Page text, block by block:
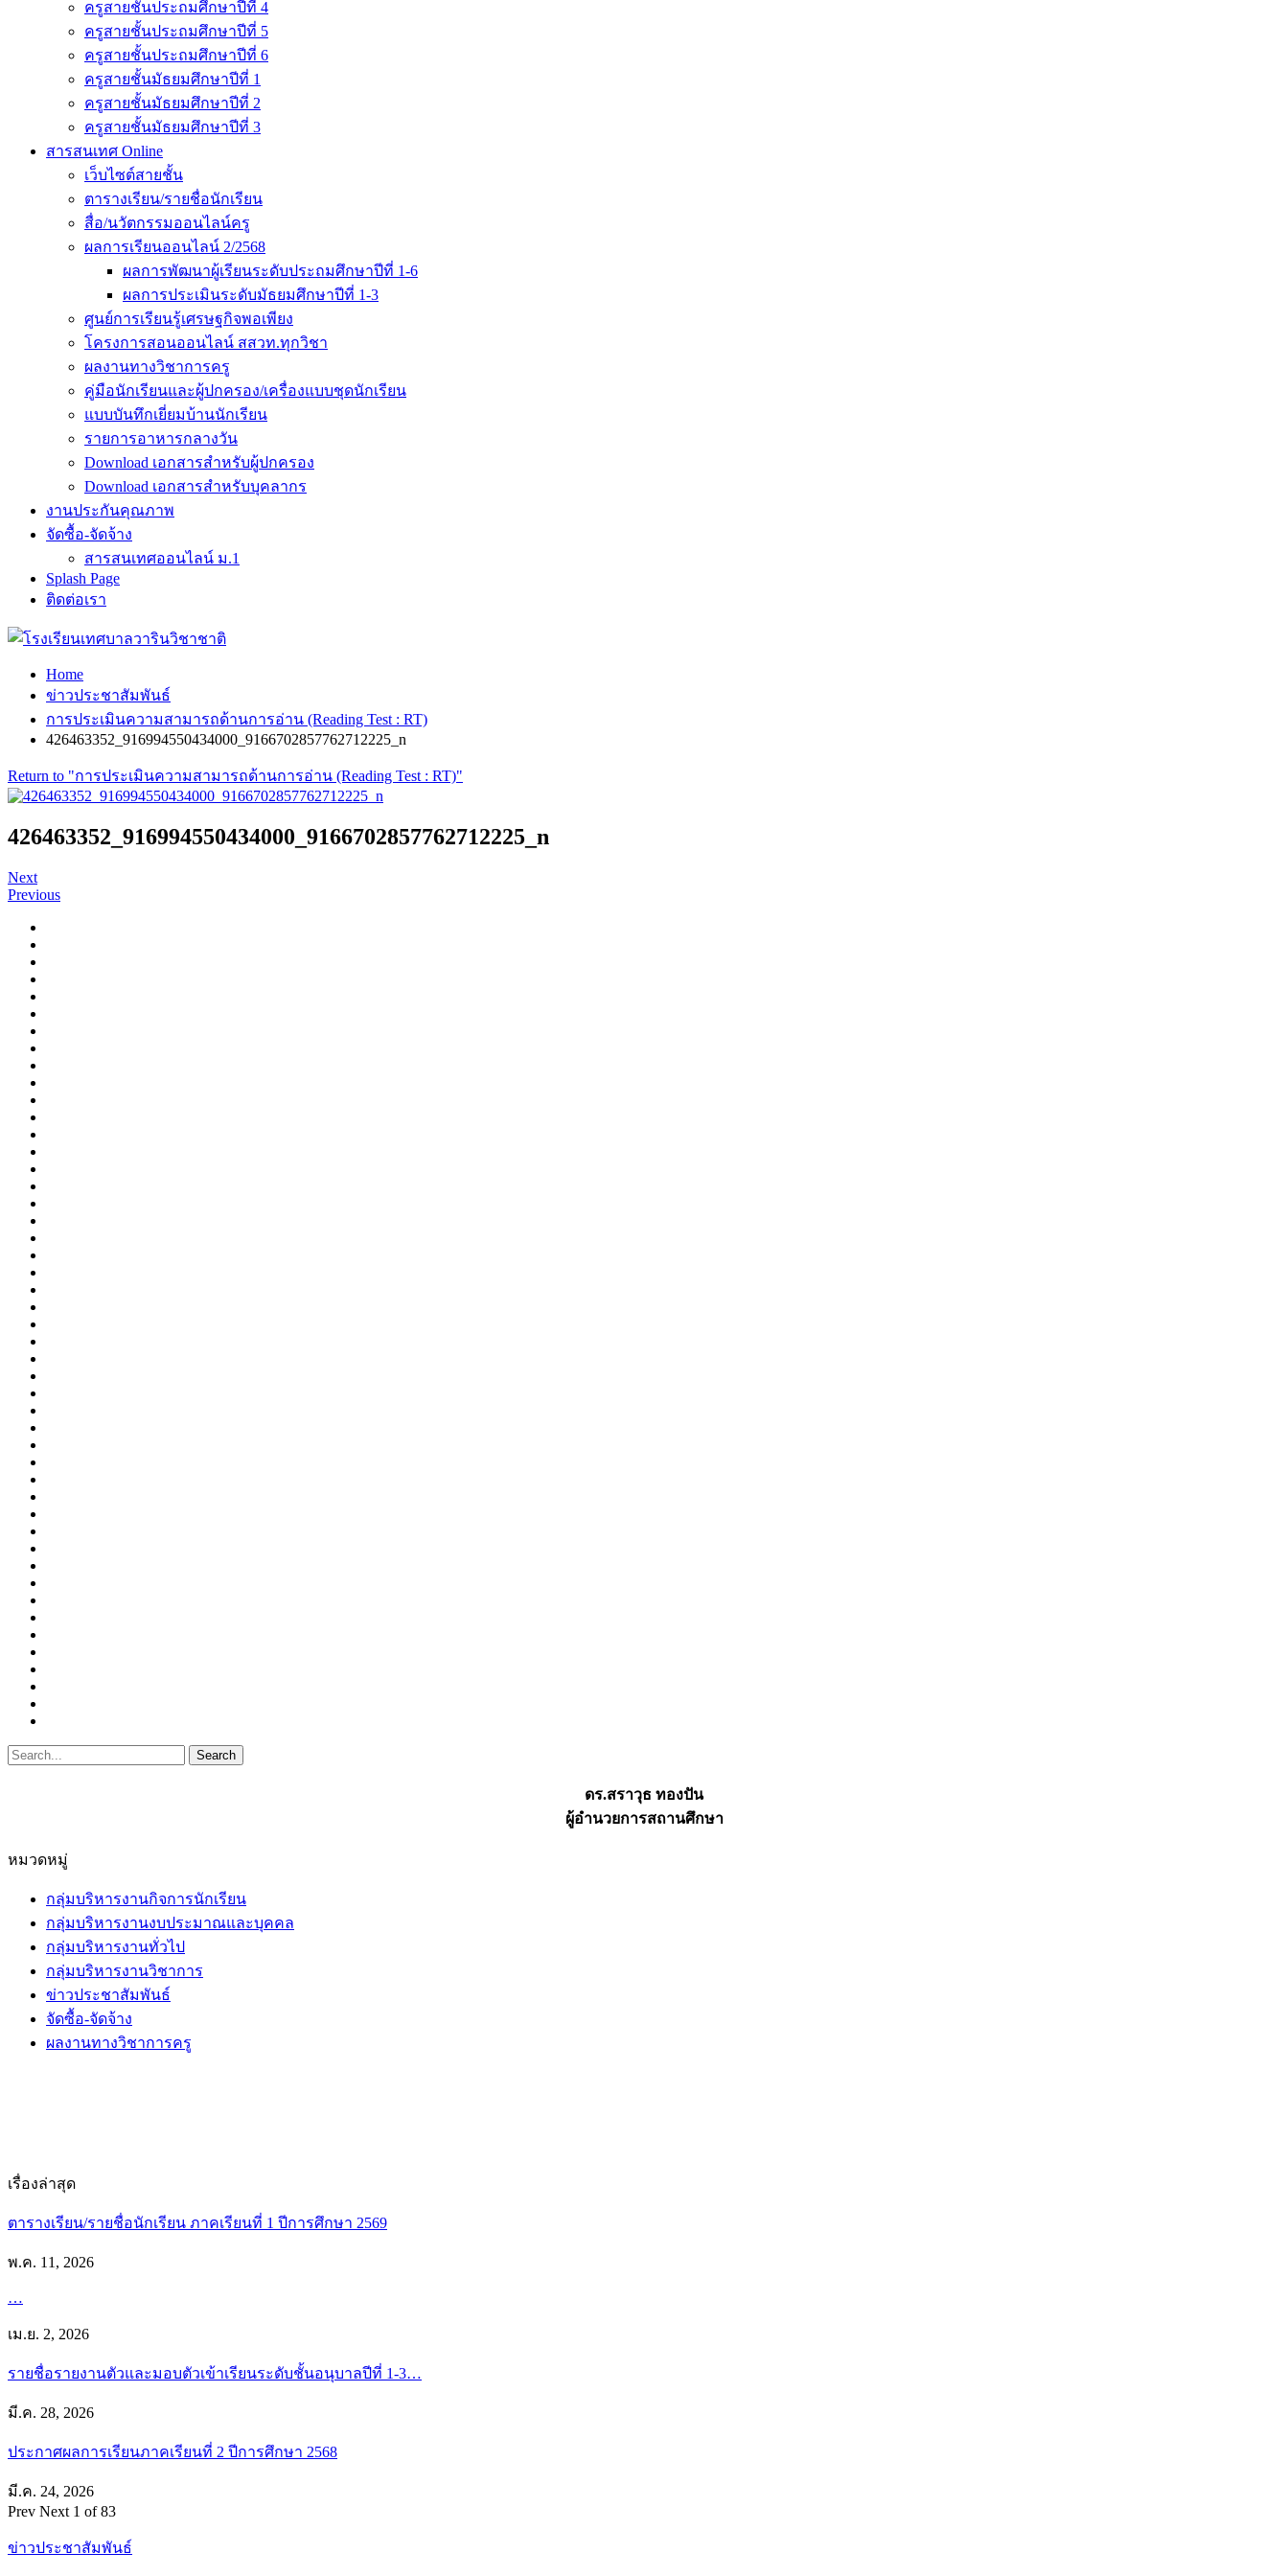
ครูสายชั้นประถมศึกษาปีที่ 4
ครูสายชั้นประถมศึกษาปีที่ 5
ครูสายชั้นประถมศึกษาปีที่ 6
ครูสายชั้นมัธยมศึกษาปีที่ 1
ครูสายชั้นมัธยมศึกษาปีที่ 2
ครูสายชั้นมัธยมศึกษาปีที่ 3
สารสนเทศ Online
เว็บไซต์สายชั้น
ตารางเรียน/รายชื่อนักเรียน
สื่อ/นวัตกรรมออนไลน์ครู
ผลการเรียนออนไลน์ 2/2568
ผลการพัฒนาผู้เรียนระดับประถมศึกษาปีที่ 1-6
ผลการประเมินระดับมัธยมศึกษาปีที่ 1-3
ศูนย์การเรียนรู้เศรษฐกิจพอเพียง
โครงการสอนออนไลน์ สสวท.ทุกวิชา
ผลงานทางวิชาการครู
คู่มือนักเรียนและผู้ปกครอง/เครื่องแบบชุดนักเรียน
แบบบันทึกเยี่ยมบ้านนักเรียน
รายการอาหารกลางวัน
Download เอกสารสำหรับผู้ปกครอง
Download เอกสารสำหรับบุคลากร
งานประกันคุณภาพ
จัดซื้อ-จัดจ้าง
สารสนเทศออนไลน์ ม.1
Splash Page
ติดต่อเรา
Home
ข่าวประชาสัมพันธ์
การประเมินความสามารถด้านการอ่าน (Reading Test : RT)
426463352_916994550434000_9166702857762712225_n
Return to "การประเมินความสามารถด้านการอ่าน (Reading Test : RT)"
426463352_916994550434000_9166702857762712225_n
Next
Previous
ดร.สราวุธ ทองปัน
ผู้อำนวยการสถานศึกษา
หมวดหมู่
กลุ่มบริหารงานกิจการนักเรียน
กลุ่มบริหารงานงบประมาณและบุคคล
กลุ่มบริหารงานทั่วไป
กลุ่มบริหารงานวิชาการ
ข่าวประชาสัมพันธ์
จัดซื้อ-จัดจ้าง
ผลงานทางวิชาการครู
เรื่องล่าสุด
ตารางเรียน/รายชื่อนักเรียน ภาคเรียนที่ 1 ปีการศึกษา 2569
พ.ค. 11, 2026
…
เม.ย. 2, 2026
รายชื่อรายงานตัวและมอบตัวเข้าเรียนระดับชั้นอนุบาลปีที่ 1-3…
มี.ค. 28, 2026
ประกาศผลการเรียนภาคเรียนที่ 2 ปีการศึกษา 2568
มี.ค. 24, 2026
Prev Next 1 of 83
ข่าวประชาสัมพันธ์